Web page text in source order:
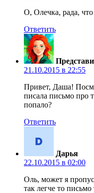
О, Олечка, рада,
Ответить
21.10.2015 в 22:55
Привет, Даша!
писала письмо про
попало?
Ответить
Дарья
22.10.2015 в 02:00
Оль, может я
так легче то письмо